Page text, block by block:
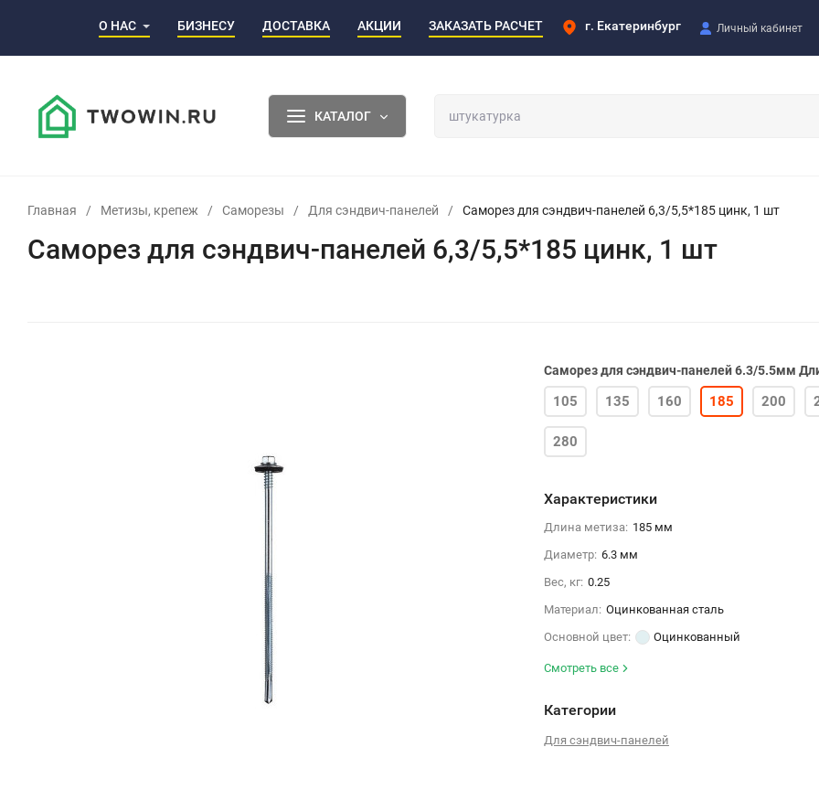
О НАС БИЗНЕСУ ДОСТАВКА АКЦИИ ЗАКАЗАТЬ РАСЧЕТ г. Екатеринбург Личный кабинет
КАТАЛОГ
Главная / Метизы, крепеж / Саморезы / Для сэндвич-панелей / Саморез для сэндвич-панелей 6,3/5,5*185 цинк, 1 шт
Саморез для сэндвич-панелей 6,3/5,5*185 цинк, 1 шт
Саморез для сэндвич-панелей 6.3/5.5мм
105 135 160 185 200
280
Характеристики
Длина метиза: 185 мм
Диаметр: 6.3 мм
Вес, кг: 0.25
Материал: Оцинкованная сталь
Основной цвет:
Оцинкованный
Смотреть все
Категории
Для сэндвич-панелей